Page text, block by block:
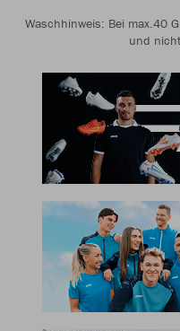
Waschhinweis: Bei max.40
und